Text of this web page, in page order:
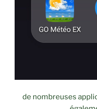
de nombreuses